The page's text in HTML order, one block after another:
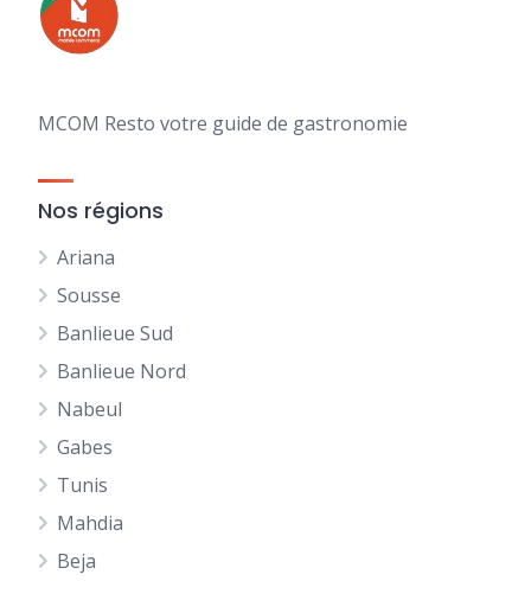
MCOM Resto votre guide de gastronomie
Nos régions
Ariana
Sousse
Banlieue Sud
Banlieue Nord
Nabeul
Gabes
Tunis
Mahdia
Beja